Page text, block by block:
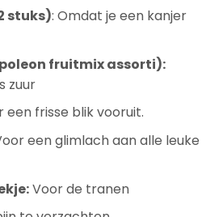
stuks): Omdat je een kanjer
fruitmix assorti):
zuur
een frisse blik vooruit.
een glimlach aan alle leuke
Voor de tranen